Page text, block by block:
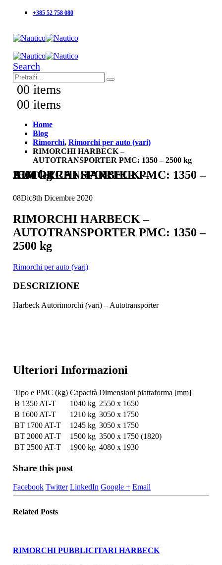
+385 52 758 080
Search
00 items
00 items
Home
Blog
Rimorchi, Rimorchi per auto (vari)
RIMORCHI HARBECK –
AUTOTRANSPORTER PMC: 1350 – 2500 kg
RIMORCHI HARBECK – AUTOTRANSPORTER PMC: 1350 – 2500 kg
08Dic8th Dicembre 2020
RIMORCHI HARBECK –
AUTOTRANSPORTER PMC: 1350 –
2500 kg
Rimorchi per auto (vari)
DESCRIZIONE
Harbeck Autorimorchi (vari) – Autotransporter
Ulteriori Informazioni
Tipo e PMC (kg) Capacità Dimensioni piattaforma [mm]
B 1350 AT-T
1040 kg 2550 x 1650
B 1600 AT-T
1210 kg 3050 x 1750
BT 1700 AT-T
1245 kg 3050 x 1750
BT 2000 AT-T
1500 kg 3500 x 1750 (1820)
BT 2500 AT-T
1900 kg 4080 x 1930
Share this post
Facebook Twitter LinkedIn Google + Email
Related Posts
RIMORCHI PUBBLICITARI HARBECK